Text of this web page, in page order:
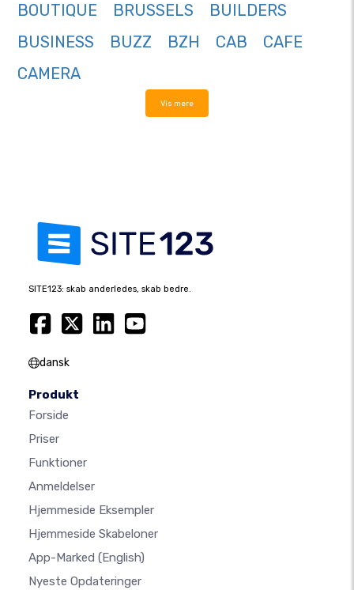
BOUTIQUE
BRUSSELS
BUILDERS
BUSINESS
BUZZ BZH CAB
CAFE
CAMERA
Vis mere
SITE123: skab anderledes, skab bedre.
dansk
Produkt
Forside
Priser
Funktioner
Anmeldelser
Hjemmeside Eksempler
Hjemmeside Skabeloner
App-Marked (English)
Nyeste Opdateringer